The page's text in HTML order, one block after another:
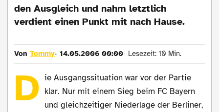
den Ausgleich und nahm letztlich
verdient einen Punkt mit nach Hause.
VonTommy 14.05.2006 00:00 Lesezeit: 10 Min.
D ie Ausgangssituation war vor der Partie
klar. Nur mit einem Sieg beim FC Bayern
und gleichzeitiger Niederlage der Berliner,